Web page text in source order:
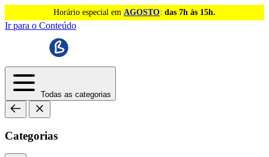
Horário especial em AGOSTO: das 7h às 15h.
Ir para o Conteúdo
Todas as categorias
Categorias